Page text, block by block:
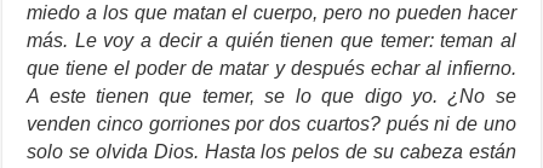
miedo a los que matan el cuerpo, pero no pueden hacer
más. Le voy a decir a quién tienen que temer: teman al
que tiene el poder de matar y después echar al infierno.
A este tienen que temer, se lo que digo yo. ¿No se
venden cinco gorriones por dos cuartos? pués ni de uno
solo se olvida Dios. Hasta los pelos de su cabeza están